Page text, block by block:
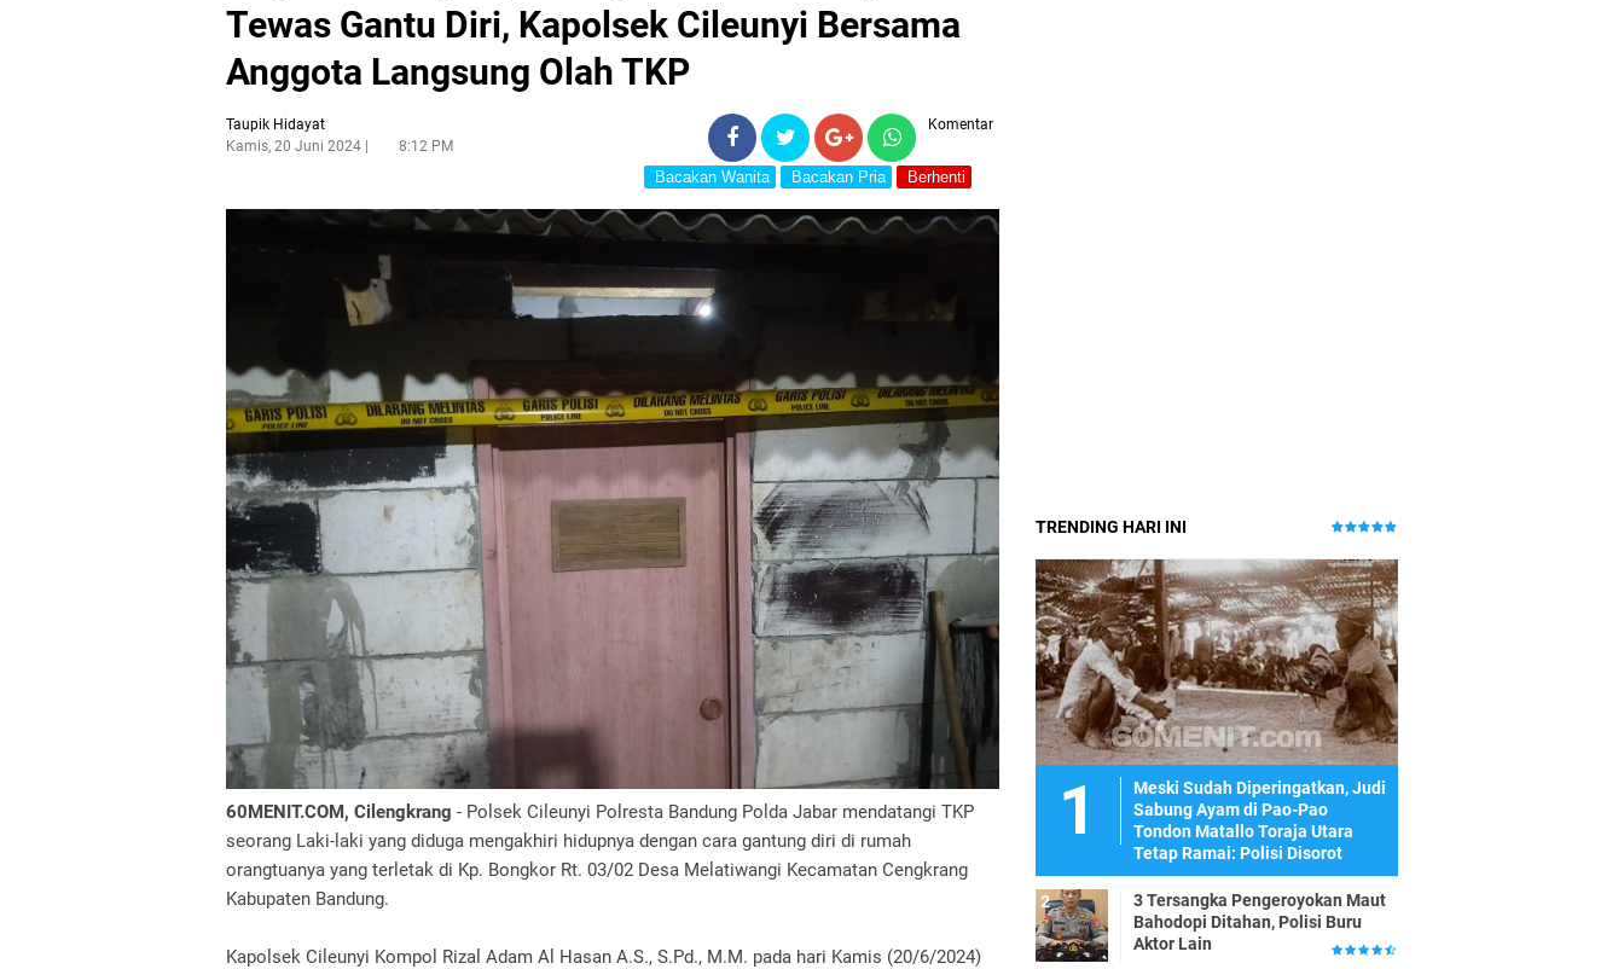
Tewas Gantu Diri, Kapolsek Cileunyi Bersama
Anggota Langsung Olah TKP
Taupik Hidayat
Kamis, 20 Juni 2024
8:12 PM
Komentar
Bacakan Wanita Bacakan Pria Berhenti
60MENIT.COM, Cilengkrang - Polsek Cileunyi Polresta Bandung Polda Jabar mendatangi TKP
seorang Laki-laki yang diduga mengakhiri hidupnya dengan cara gantung diri di rumah
orangtuanya yang terletak di Kp. Bongkor Rt. 03/02 Desa Melatiwangi Kecamatan Cengkrang
Kabupaten Bandung.
Kapolsek Cileunyi Kompol Rizal Adam Al Hasan A.S., S.Pd., M.M. pada hari Kamis (20/6/2024)
TRENDING HARI INI
Meski Sudah Diperingatkan, Judi
Sabung Ayam di Pao-Pao
Tondon Matallo Toraja Utara
Tetap Ramai: Polisi Disorot
3 Tersangka Pengeroyokan Maut
Bahodopi Ditahan, Polisi Buru
Aktor Lain